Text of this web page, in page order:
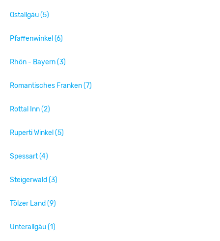
Ostallgäu (5)
Pfaffenwinkel (6)
Rhön - Bayern (3)
Romantisches Franken (7)
Rottal Inn (2)
Ruperti Winkel (5)
Spessart (4)
Steigerwald (3)
Tölzer Land (9)
Unterallgäu (1)